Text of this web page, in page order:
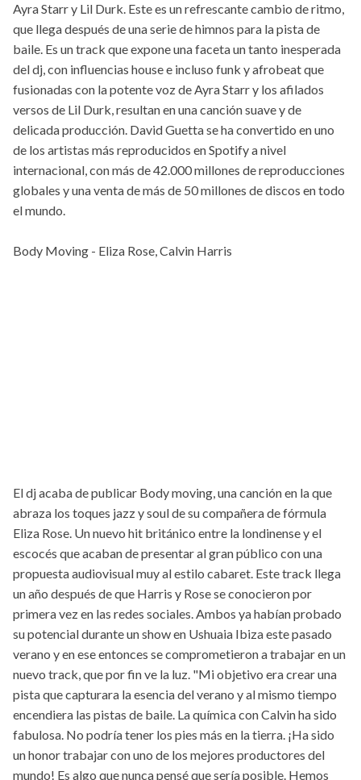
Ayra Starr y Lil Durk. Este es un refrescante cambio de ritmo,
que llega después de una serie de himnos para la pista de
baile. Es un track que expone una faceta un tanto inesperada
del dj, con influencias house e incluso funk y afrobeat que
fusionadas con la potente voz de Ayra Starr y los afilados
versos de Lil Durk, resultan en una canción suave y de
delicada producción. David Guetta se ha convertido en uno
de los artistas más reproducidos en Spotify a nivel
internacional, con más de 42.000 millones de reproducciones
globales y una venta de más de 50 millones de discos en todo
el mundo.
Body Moving - Eliza Rose, Calvin Harris
El dj acaba de publicar Body moving, una canción en la que
abraza los toques jazz y soul de su compañera de fórmula
Eliza Rose. Un nuevo hit británico entre la londinense y el
escocés que acaban de presentar al gran público con una
propuesta audiovisual muy al estilo cabaret. Este track llega
un año después de que Harris y Rose se conocieron por
primera vez en las redes sociales. Ambos ya habían probado
su potencial durante un show en Ushuaia Ibiza este pasado
verano y en ese entonces se comprometieron a trabajar en un
nuevo track, que por fin ve la luz. "Mi objetivo era crear una
pista que capturara la esencia del verano y al mismo tiempo
encendiera las pistas de baile. La química con Calvin ha sido
fabulosa. No podría tener los pies más en la tierra. ¡Ha sido
un honor trabajar con uno de los mejores productores del
mundo! Es algo que nunca pensé que sería posible. Hemos